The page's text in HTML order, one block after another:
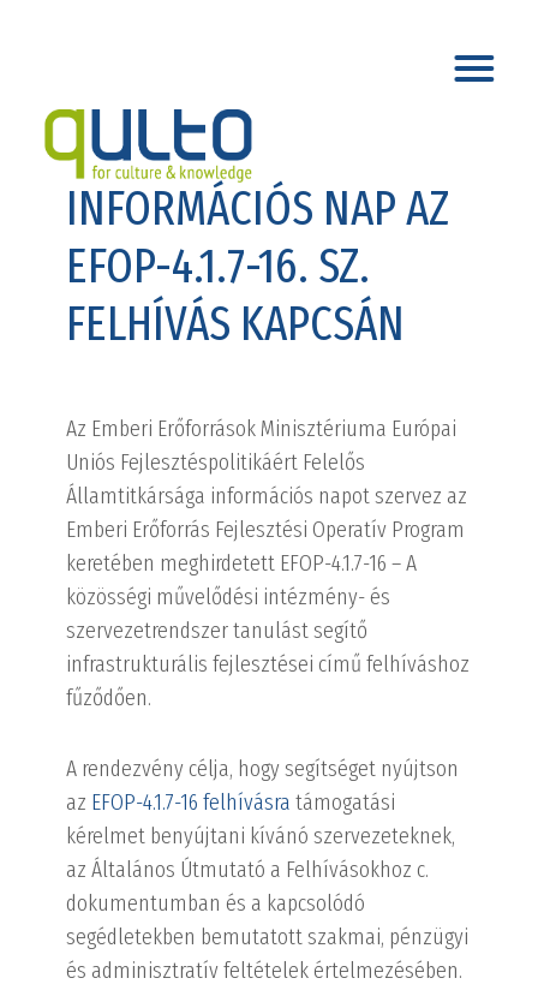
INFORMÁCIÓS NAP AZ
EFOP-4.1.7-16. SZ.
FELHÍVÁS KAPCSÁN
Az Emberi Erőforrások Minisztériuma Európai
Uniós Fejlesztéspolitikáért Felelős
Államtitkársága információs napot szervez az
Emberi Erőforrás Fejlesztési Operatív Program
keretében meghirdetett EFOP-4.1.7-16 – A
közösségi művelődési intézmény- és
szervezetrendszer tanulást segítő
infrastrukturális fejlesztései című felhíváshoz
fűződően.
A rendezvény célja, hogy segítséget nyújtson
az EFOP-4.1.7-16 felhívásra támogatási
kérelmet benyújtani kívánó szervezeteknek,
az Általános Útmutató a Felhívásokhoz c.
dokumentumban és a kapcsolódó
segédletekben bemutatott szakmai, pénzügyi
és adminisztratív feltételek értelmezésében.